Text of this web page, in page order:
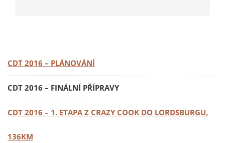
CDT 2016 – PLÁNOVÁNÍ
CDT 2016 – FINÁLNÍ PŘÍPRAVY
CDT 2016 – 1. ETAPA Z CRAZY COOK DO LORDSBURGU,
136KM